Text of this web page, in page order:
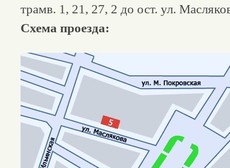
трамв. 1, 21, 27, 2 до ост. ул.
Схема проезда: